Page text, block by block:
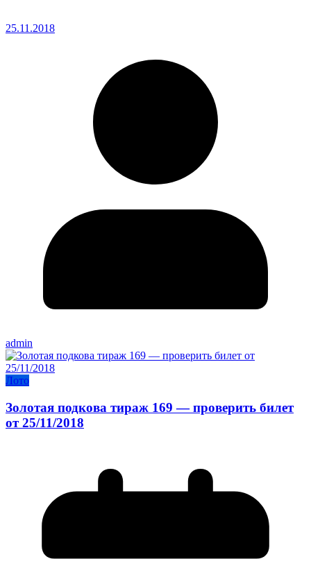
25.11.2018
admin
Лото
Золотая подкова тираж 169 — проверить билет
от 25/11/2018